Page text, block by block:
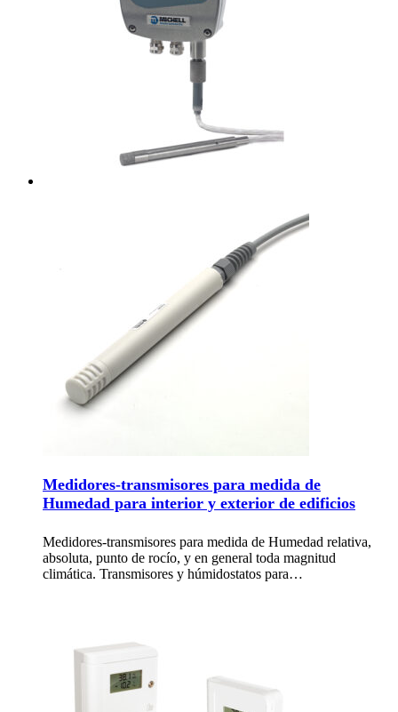
Medidores-transmisores para medida de
Humedad para interior y exterior de edificios
Medidores-transmisores para medida de Humedad relativa,
absoluta, punto de rocío, y en general toda magnitud
climática. Transmisores y húmidostatos para…